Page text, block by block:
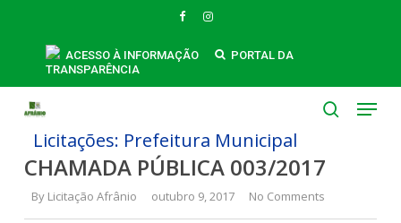
FACEBOOKINSTAGRAM
ACESSO À INFORMAÇÃO
PORTAL DA
TRANSPARÊNCIA
Menu
Licitações: Prefeitura Municipal
CHAMADA PÚBLICA 003/2017
By Licitação Afrânio outubro 9, 2017 No Comments